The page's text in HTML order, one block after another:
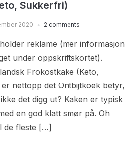
Sukkerfri)
2020 2 comments
reklame (mer informasjon
under oppskriftskortet).
Frokostkake (Keto,
nettopp det Ontbijtkoek betyr,
det digg ut? Kaken er typisk
en god klatt smør på. Oh
de fleste […]